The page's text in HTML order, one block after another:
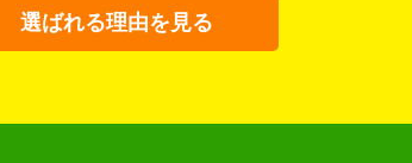
選ばれる理由を見る